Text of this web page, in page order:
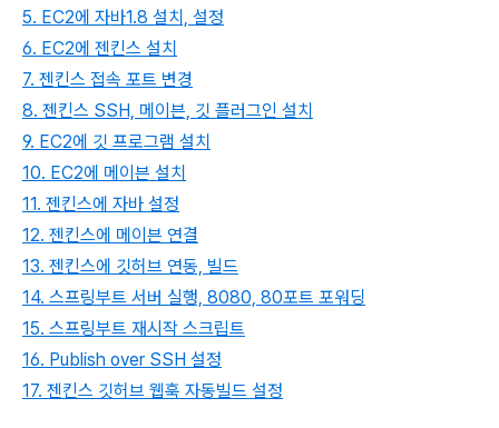
5. EC2에 자바1.8 설치, 설정
6. EC2에 젠킨스 설치
7. 젠킨스 접속 포트 변경
8. 젠킨스 SSH, 메이븐, 깃 플러그인 설치
9. EC2에 깃 프로그램 설치
10. EC2에 메이븐 설치
11. 젠킨스에 자바 설정
12. 젠킨스에 메이븐 연결
13. 젠킨스에 깃허브 연동, 빌드
14. 스프링부트 서버 실행, 8080, 80포트 포워딩
15. 스프링부트 재시작 스크립트
16. Publish over SSH 설정
17. 젠킨스 깃허브 웹훅 자동빌드 설정